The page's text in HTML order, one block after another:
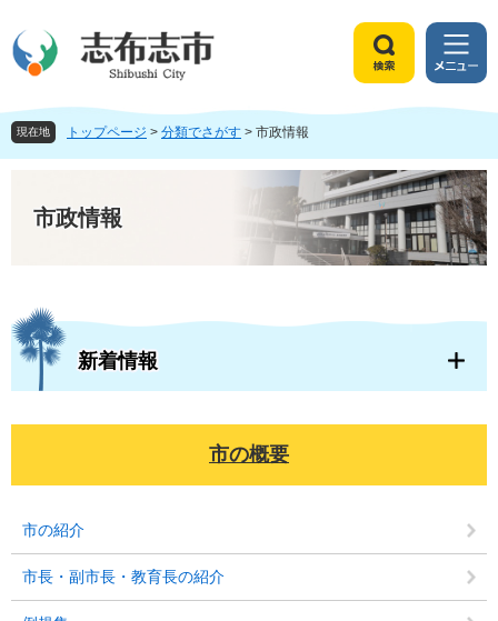
ジ
頭
ュ
飛
索
メ
ニ
ュ
現在地 トップページ > 分類でさがす > 市政情報
市政情報
新着情報
市の概要
市の紹介
市長・副市長・教育長の紹介